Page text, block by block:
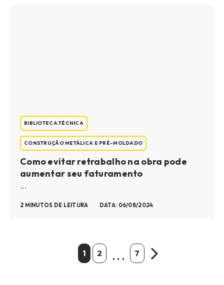
BIBLIOTECA TÉCNICA
CONSTRUÇÃO METÁLICA E PRÉ-MOLDADO
Como evitar retrabalho na obra pode
aumentar seu faturamento
...
2 MINUTOS DE LEITURA DATA: 06/08/2024
1 2 7